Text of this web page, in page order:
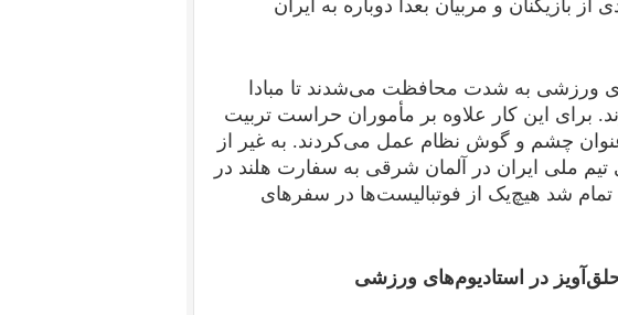
بازیکنان و مربیان بعداً دوباره به ایران
ورزشی به شدت محافظت می‌شدند تا مبادا
برای این کار علاوه بر مأموران حراست تربیت
چشم و گوش نظام عمل می‌‌کردند. به غیر از
سال ۶۷ با ترک اردوی تیم ملی ایران در آلمان شرقی به سفارت هلند در
تمام شد هیچ‌یک از فوتبالیست‌ها در سفرهای
در استادیوم‌های ورزشی